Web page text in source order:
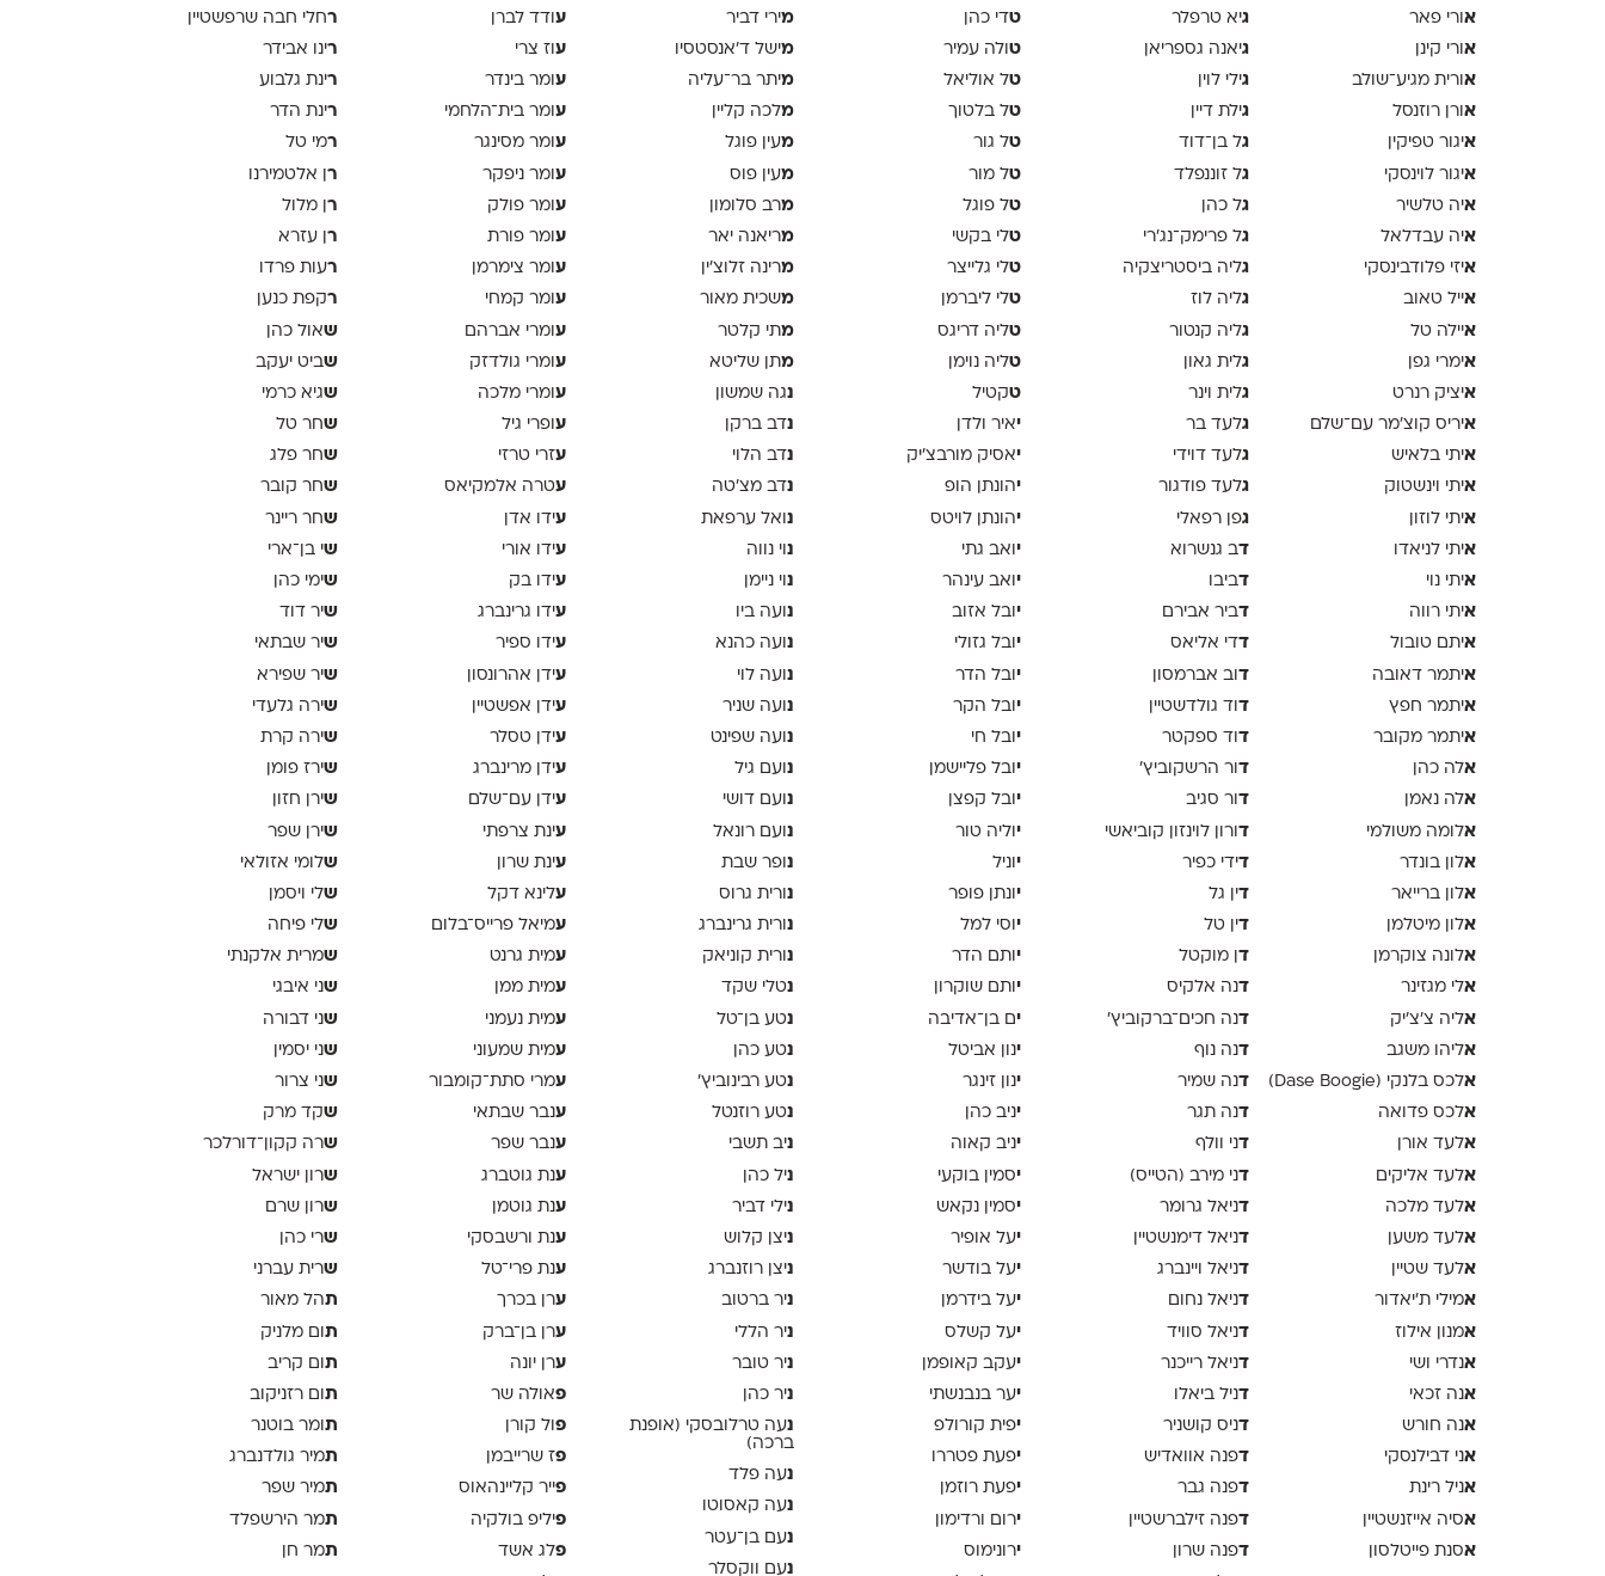
אורי פאר
אורי קינן
אורית מגיע־שולב
אורן רוזנסל
איגור טפיקין
איגור לוינסקי
איה טלשיר
איה עבדלאל
איזי פלודבינסקי
אייל טאוב
איילה טל
אימרי גפן
איציק רנרט
איריס קוצ׳מר עם־שלם
איתי בלאיש
איתי וינשטוק
איתי לוזון
איתי לניאדו
איתי נוי
איתי רווה
איתם טובול
איתמר דאובה
איתמר חפץ
איתמר מקובר
אלה כהן
אלה נאמן
אלומה משולמי
אלון בונדר
אלון ברייאר
אלון מיטלמן
אלונה צוקרמן
אלי מגזינר
אליה צ׳צ׳יק
אליהו משגב
אלכס בלנקי (Dase Boogie)
אלכס פדואה
אלעד אורן
אלעד אליקים
אלעד מלכה
אלעד משען
אלעד שטיין
אמילי ת׳יאדור
אמנון אילוז
אנדרי ושי
אנה זכאי
אנה חורש
אני דבילנסקי
אניל רינת
אסיה אייזנשטיין
אסנת פייטלסון
גיא טרפלר
גיאנה גספריאן
גילי לוין
גילת דיין
גל בן־דוד
גל זוננפלד
גל כהן
גל פרימק־נג׳רי
גליה ביסטריצקיה
גליה לוז
גליה קנטור
גלית גאון
גלית וינר
גלעד בר
גלעד דוידי
גלעד פודגור
גפן רפאלי
דב גנשרוא
דביבו
דביר אבירם
דדי אליאס
ד וב אברמסון
ד וד גולדשטיין
ד וד ספקטר
ד ור הרשקוביץ׳
ד ור סגיב
ד ורון לוינזון קוביאשי
דידי כפיר
דין גל
דין טל
ד ן מוקטל
דנה אלקיס
דנה חכים־ברקוביץ׳
דנה נוף
דנה שמיר
דנה תגר
דני וולף
דני מירב (הטייס)
דניאל גרומר
דניאל דימנשטיין
דניאל ויינברג
דניאל נחום
דניאל סוויד
דניאל רייכנר
דניל ביאלו
דניס קושניר
דפנה אוואדיש
דפנה גבר
דפנה זילברשטיין
דפנה שרון
טדי כהן
טולה עמיר
טל אוליאל
טל בלטוך
טל גור
טל מור
טל פוגל
טלי בקשי
טלי גלייצר
טלי ליברמן
טליה דריגס
טליה נוימן
טקטיל
יאיר ולדן
יאסיק מורבצ'יק
יהונתן הופ
יהונתן לויטס
יואב גתי
יואב עינהר
יובל אזוב
יובל גזולי
יובל הדר
יובל הקר
יובל חי
יובל פליישמן
יובל קפצן
יוליה טור
יוניל
יונתן פופר
יוסי למל
יותם הדר
יותם שוקרון
ים בן־אדיבה
ינון אביטל
ינון זינגר
יניב כהן
יניב קאוה
יסמין בוקעי
יסמין נקאש
יעל אופיר
יעל בודשר
יעל בידרמן
יעל קשלס
יעקב קאופמן
יער בנבנשתי
יפית קורולפ
יפעת פטררו
יפעת רוזמן
ירום ורדימון
ירונימוס
מירי דביר
מישל ד׳אנסטסיו
מיתר בר־עליה
מלכה קליין
מעין פוגל
מעין פוס
מרב סלומון
מריאנה יאר
מרינה זלוצ׳ין
משכית מאור
מתי קלטר
מתן שליטא
נגה שמשון
נדב ברקן
נדב הלוי
נדב מצ׳טה
נ ואל ערפאת
נ וי נווה
נ וי ניימן
נ ועה ביו
נ ועה כהנא
נ ועה לוי
נ ועה שניר
נ ועה שפינט
נ ועם גיל
נ ועם דושי
נ ועם רונאל
נ ופר שבת
נ ורית גרוס
נ ורית גרינברג
נ ורית קוניאק
נטלי שקד
נטע בן־טל
נטע כהן
נטע רבינוביץ׳
נטע רוזנטל
ניב תשבי
ניל כהן
נילי דביר
ניצן קלוש
ניצן רוזנברג
ניר ברטוב
ניר הללי
ניר טובר
ניר כהן
נעה טרלובסקי (אופנת
ברכה)
נעה פלד
נעה קאסוטו
נעם בן־עטר
נעם ווקסלר
ע ודד לברן
ע וז צרי
ע ומר בינדר
ע ומר בית־הלחמי
ע ומר מסינגר
ע ומר ניפקר
ע ומר פולק
ע ומר פורת
ע ומר צימרמן
ע ומר קמחי
ע ומרי אברהם
ע ומרי גולדזק
ע ומרי מלכה
ע ופרי גיל
עזרי טרזי
עטרה אלמקיאס
עידו אדן
עידו אורי
עידו בק
עידו גרינברג
עידו ספיר
עידן אהרונסון
עידן אפשטיין
עידן טסלר
עידן מרינברג
עידן עם־שלם
עינת צרפתי
עינת שרון
עלינא דקל
עמיאל פרייס־בלום
עמית גרנט
עמית ממן
עמית נעמני
עמית שמעוני
עמרי סתת־קומבור
ענבר שבתאי
ענבר שפר
ענת גוטברג
ענת גוטמן
ענת ורשבסקי
ענת פרי־טל
ערן בכרך
ערן בן־ברק
ערן יונה
פאולה שר
פ ול קורן
פז שרייבמן
פייר קליינהאוס
פיליפ בולקיה
פלג אשד
רחלי חבה שרפשטיין
רינו אבידר
רינת גלבוע
רינת הדר
רמי טל
רן אלטמירנו
רן מלול
רן עזרא
רעות פרדו
רקפת כנען
שאול כהן
שביט יעקב
שגיא כרמי
שחר טל
שחר פלג
שחר קובר
שחר ריינר
שי בן־ארי
שימי כהן
שיר דוד
שיר שבתאי
שיר שפירא
שירה גלעדי
שירה קרת
שירז פומן
שירן חזון
שירן שפר
שלומי אזולאי
שלי ויסמן
שלי פיחה
שמרית אלקנתי
שני איבגי
שני דבורה
שני יסמין
שני צרור
שקד מרק
שרה קקון־דורלכר
שרון ישראל
שרון שרם
שרי כהן
שרית עברני
תהל מאור
תום מלניק
תום קריב
תום רזניקוב
תומר בוטנר
תמיר גולדנברג
תמיר שפר
תמר הירשפלד
תמר חן